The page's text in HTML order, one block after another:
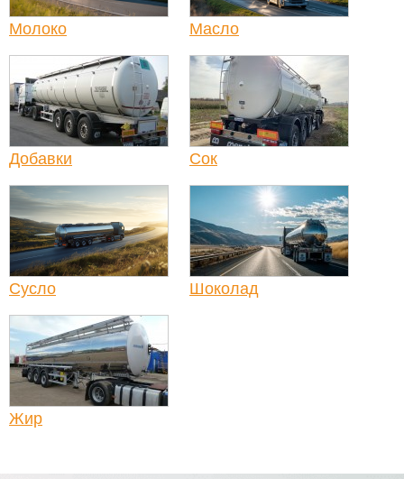
Молоко Масло
Добавки Сок
Сусло Шоколад
Жир